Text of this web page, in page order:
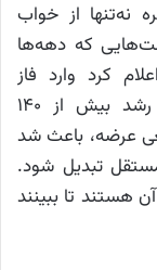
نقره نه‌تنها از خواب
که دهه‌ها
کرد وارد فاز
جدیدی شده است. جهش‌های پرقدرت، رشد بیش از ۱۴۰
عرضه، باعث شد
تبدیل شود.
به دنبال آن هستند تا ببینند